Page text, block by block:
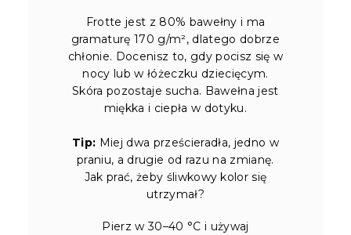
Frotte jest z 80% bawełny i ma
gramaturę 170 g/m², dlatego dobrze
chłonie. Docenisz to, gdy pocisz się w
nocy lub w łóżeczku dziecięcym.
Skóra pozostaje sucha. Bawełna jest
miękka i ciepła w dotyku.
Tip: Miej dwa prześcieradła, jedno w
praniu, a drugie od razu na zmianę.
Jak prać, żeby śliwkowy kolor się
utrzymał?
Pierz w 30–40 °C i używaj